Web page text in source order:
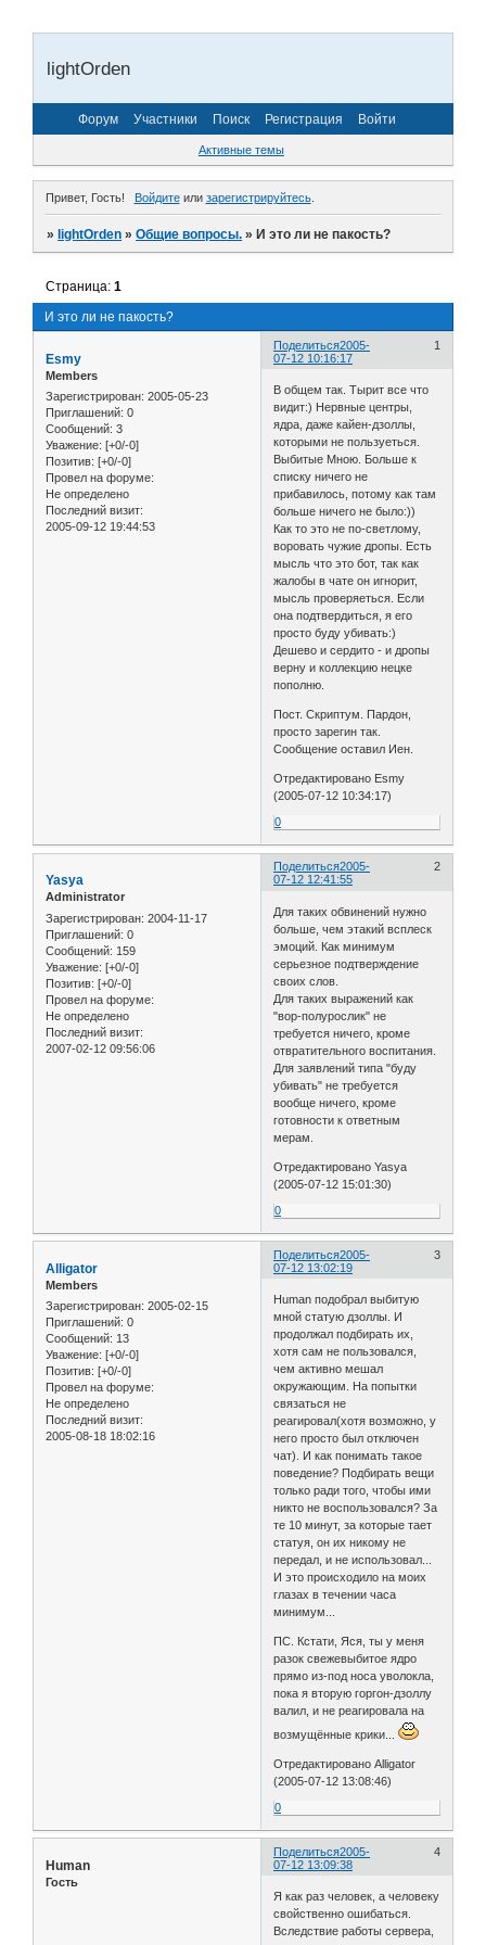
lightOrden
Форум Участники Поиск Регистрация Войти
Активные темы
Привет, Гость! Войдитеили зарегистрируйтесь.
»lightOrden »Общие вопросы. »И это ли не пакость?
И это ли не пакость?
Страница:1
Поделиться 1
2005-
07-12 10:16:17
Esmy
Members
Зарегистрирован: 2005-05-23
Приглашений: 0
Сообщений: 3
Уважение: [+0/-0]
Позитив: [+0/-0]
Провел на форуме:
Не определено
Последний визит:
2005-09-12 19:44:53
В общем так. Тырит все что
видит:) Нервные центры,
ядра, даже кайен-дзоллы,
которыми не пользуеться.
Выбитые Мною. Больше к
списку ничего не
прибавилось, потому как там
больше ничего не было:))
Как то это не по-светлому,
воровать чужие дропы. Есть
мысль что это бот, так как
жалобы в чате он игнорит,
мысль проверяеться. Если
она подтвердиться, я его
просто буду убивать:)
Дешево и сердито - и дропы
верну и коллекцию нецке
пополню.
Пост. Скриптум. Пардон,
просто зарегин так.
Сообщение оставил Иен.
Отредактировано Esmy
(2005-07-12 10:34:17)
0
Поделиться 2
2005-
07-12 12:41:55
Yasya
Administrator
Зарегистрирован: 2004-11-17
Приглашений: 0
Сообщений: 159
Уважение: [+0/-0]
Позитив: [+0/-0]
Провел на форуме:
Не определено
Последний визит:
2007-02-12 09:56:06
Для таких обвинений нужно
больше, чем этакий всплеск
эмоций. Как минимум
серьезное подтверждение
своих слов.
Для таких выражений как
"вор-полурослик" не
требуется ничего, кроме
отвратительного воспитания.
Для заявлений типа "буду
убивать" не требуется
вообще ничего, кроме
готовности к ответным
мерам.
Отредактировано Yasya
(2005-07-12 15:01:30)
0
Поделиться 3
2005-
07-12 13:02:19
Alligator
Members
Зарегистрирован: 2005-02-15
Приглашений: 0
Сообщений: 13
Уважение: [+0/-0]
Позитив: [+0/-0]
Провел на форуме:
Не определено
Последний визит:
2005-08-18 18:02:16
Human подобрал выбитую
мной статую дзоллы. И
продолжал подбирать их,
хотя сам не пользовался,
чем активно мешал
окружающим. На попытки
связаться не
реагировал(хотя возможно, у
него просто был отключен
чат). И как понимать такое
поведение? Подбирать вещи
только ради того, чтобы ими
никто не воспользовался? За
те 10 минут, за которые тает
статуя, он их никому не
передал, и не использовал...
И это происходило на моих
глазах в течении часа
минимум...
ПС. Кстати, Яся, ты у меня
разок свежевыбитое ядро
прямо из-под носа уволокла,
пока я вторую горгон-дзоллу
валил, и не реагировала на
возмущённые крики...
Отредактировано Alligator
(2005-07-12 13:08:46)
0
Поделиться 4
2005-
07-12 13:09:38
Human
Гость
Я как раз человек, а человеку
свойственно ошибаться.
Вследствие работы сервера,